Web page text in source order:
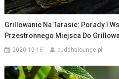
Grillowanie Na Tarasie: Porady I
Przestronnego Miejsca Do
2020-10-16 buddhalounge.pl